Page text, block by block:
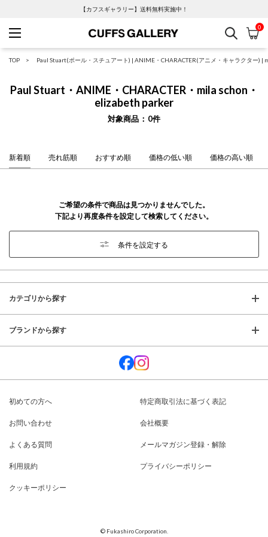
【カフスギャラリー】送料無料実施中！
Cuffs Gallery
検索 カ
0
TOP Paul Stuart(ポール・スチュアート) | ANIME・CHARACTER(アニメ・キャラクター) |
Paul Stuart・ANIME・CHARACTER・mila schon・
elizabeth parker
対象商品 0件
新着順 売れ筋順 おすすめ順 価格の低い順 価格の高い順
ご希望の条件で商品は見つかりませんでした。
下記より再度条件を設定して検索してください。
条件を設定する
カテゴリから探す
ブランドから探す
初めての方へ 特定商取引法に基づく表記
お問い合わせ 会社概要
よくある質問 メールマガジン登録・解除
利用規約 プライバシーポリシー
クッキーポリシー
© Fukashiro Corporation.